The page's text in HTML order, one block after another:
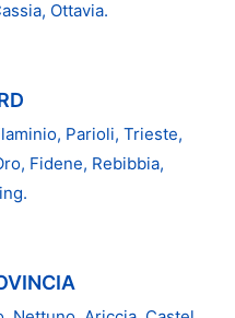
Ottavia.
Parioli, Trieste,
Fidene, Rebibbia,